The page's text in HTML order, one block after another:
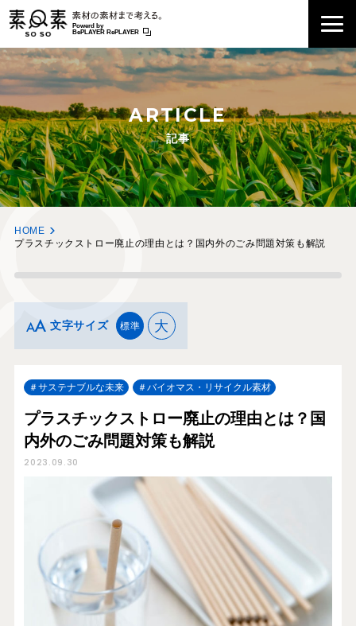
Powerd by
BePLAYER RePLAYER
ARTICLE
記事
HOME
プラスチックストロー廃止の理由とは？国内外のごみ問題対策も解説
文字サイズ 標準 大
サステナブルな未来 バイオマス・リサイクル素材
プラスチックストロー廃止の理由とは？国
内外のごみ問題対策も解説
2023.09.30